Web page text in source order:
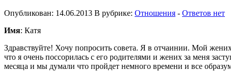
Опубликован: 14.06.2013 В рубрике: Отношения - Ответов нет
Имя: Катя
Здравствуйте! Хочу попросить совета. Я в отчаинии. Мой
что я очень поссорилась с его родителями и жених за меня
месяца и мы думали что пройдет немного времени и все